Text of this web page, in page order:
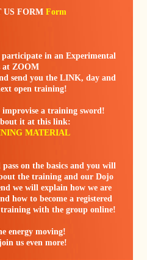
US FORM Form
in an Experimental
at ZOOM
send you the LINK, day and
open training!
a training sword!
it at this link:
MATERIAL
on the basics and you will
the training and our Dojo
we will explain how we are
how to become a registered
with the group online!
energy moving!
us even more!